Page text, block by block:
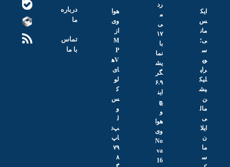
ایک
س
مان
ی؛
س
وپ
راپ
لیک
یش
ن
مال
ی
ایلا
ن
ما
س
رد
م
ی
۱۷
با
نما
یش
گر
۶.۹
این
چ
و
هوا
وی
No
va
16
هوا
وی
از
M
P
Vه
ای
لو
ک
س
و
ل
پ‌ت
اپ
۷۹
۸
درباره
ما
تماس
با ما